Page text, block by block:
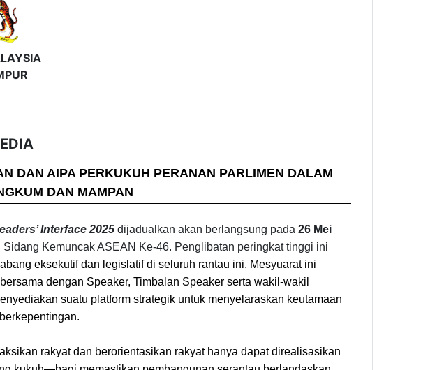
DAN AIPA PERKUKUH PERANAN PARLIMEN DALAM
DAN MAMPAN
Interface 2025 dijadualkan akan berlangsung pada 26 Mei
Sidang Kemuncak ASEAN Ke-46. Penglibatan peringkat tinggi ini
eksekutif dan legislatif di seluruh rantau ini. Mesyuarat ini
dengan Speaker, Timbalan Speaker serta wakil-wakil
suatu platform strategik untuk menyelaraskan keutamaan
rakyat dan berorientasikan rakyat hanya dapat direalisasikan